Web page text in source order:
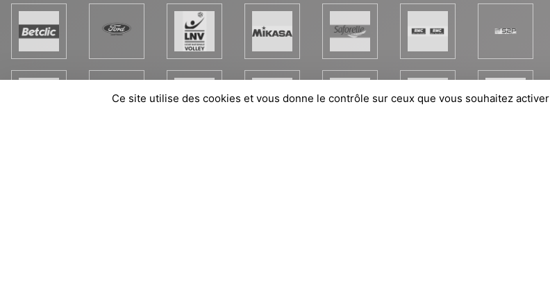
Ce site utilise des cookies et vous donne le contrôle sur ceux que vous souhaitez activer